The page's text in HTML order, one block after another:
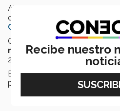
Ahí, es
competencias regionales de
Competition
.
Con Botbusters ha participado
mundiales , como el
2025.
Estas experiencias, aseguró,
por la
y la
Recibe nuestro